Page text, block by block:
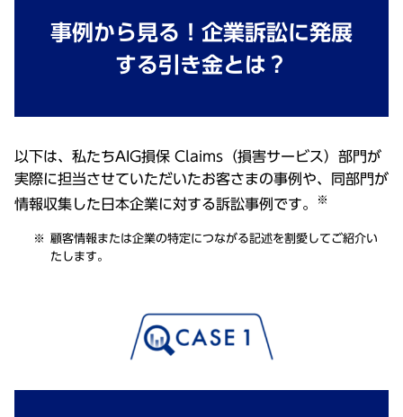
事例から見る！企業訴訟に発展
する引き金とは？
以下は、私たちAIG損保 Claims（損害サービス）部門が
実際に担当させていただいたお客さまの事例や、同部門が
情報収集した日本企業に対する訴訟事例です。
※
顧客情報または企業の特定につながる記述を割愛してご紹介い
たします。